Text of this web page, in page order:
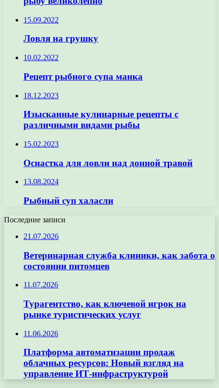
15.09.2022
Ловля на грушку
10.02.2022
Рецепт рыбного супа манка
18.12.2023
Изысканные кулинарные рецепты с
различными видами рыбы
15.02.2023
Оснастка для ловли над донной травой
13.08.2024
Рыбный суп халасли
Последние записи
21.07.2026
Ветеринарная служба клиники, как забота о
состоянии питомцев
11.07.2026
Турагентство, как ключевой игрок на
рынке туристических услуг
11.06.2026
Платформа автоматизации продаж
облачных ресурсов: Новый взгляд на
управление ИТ-инфраструктурой